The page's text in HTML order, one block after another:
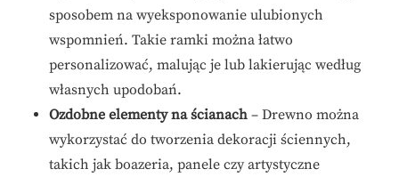
sposobem na wyeksponowanie ulubionych
wspomnień. Takie ramki można łatwo
personalizować, malując je lub lakierując według
własnych upodobań.
Ozdobne elementy na ścianach – Drewno można
wykorzystać do tworzenia dekoracji ściennych,
takich jak boazeria, panele czy artystyczne